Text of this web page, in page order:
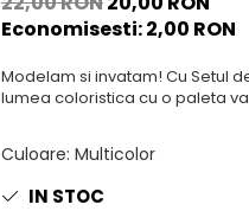
Economisesti:2,00 RON
Modelam si invatam! Cu Setul
lumea coloristica cu o paleta
Culoare: Multicolor
IN STOC